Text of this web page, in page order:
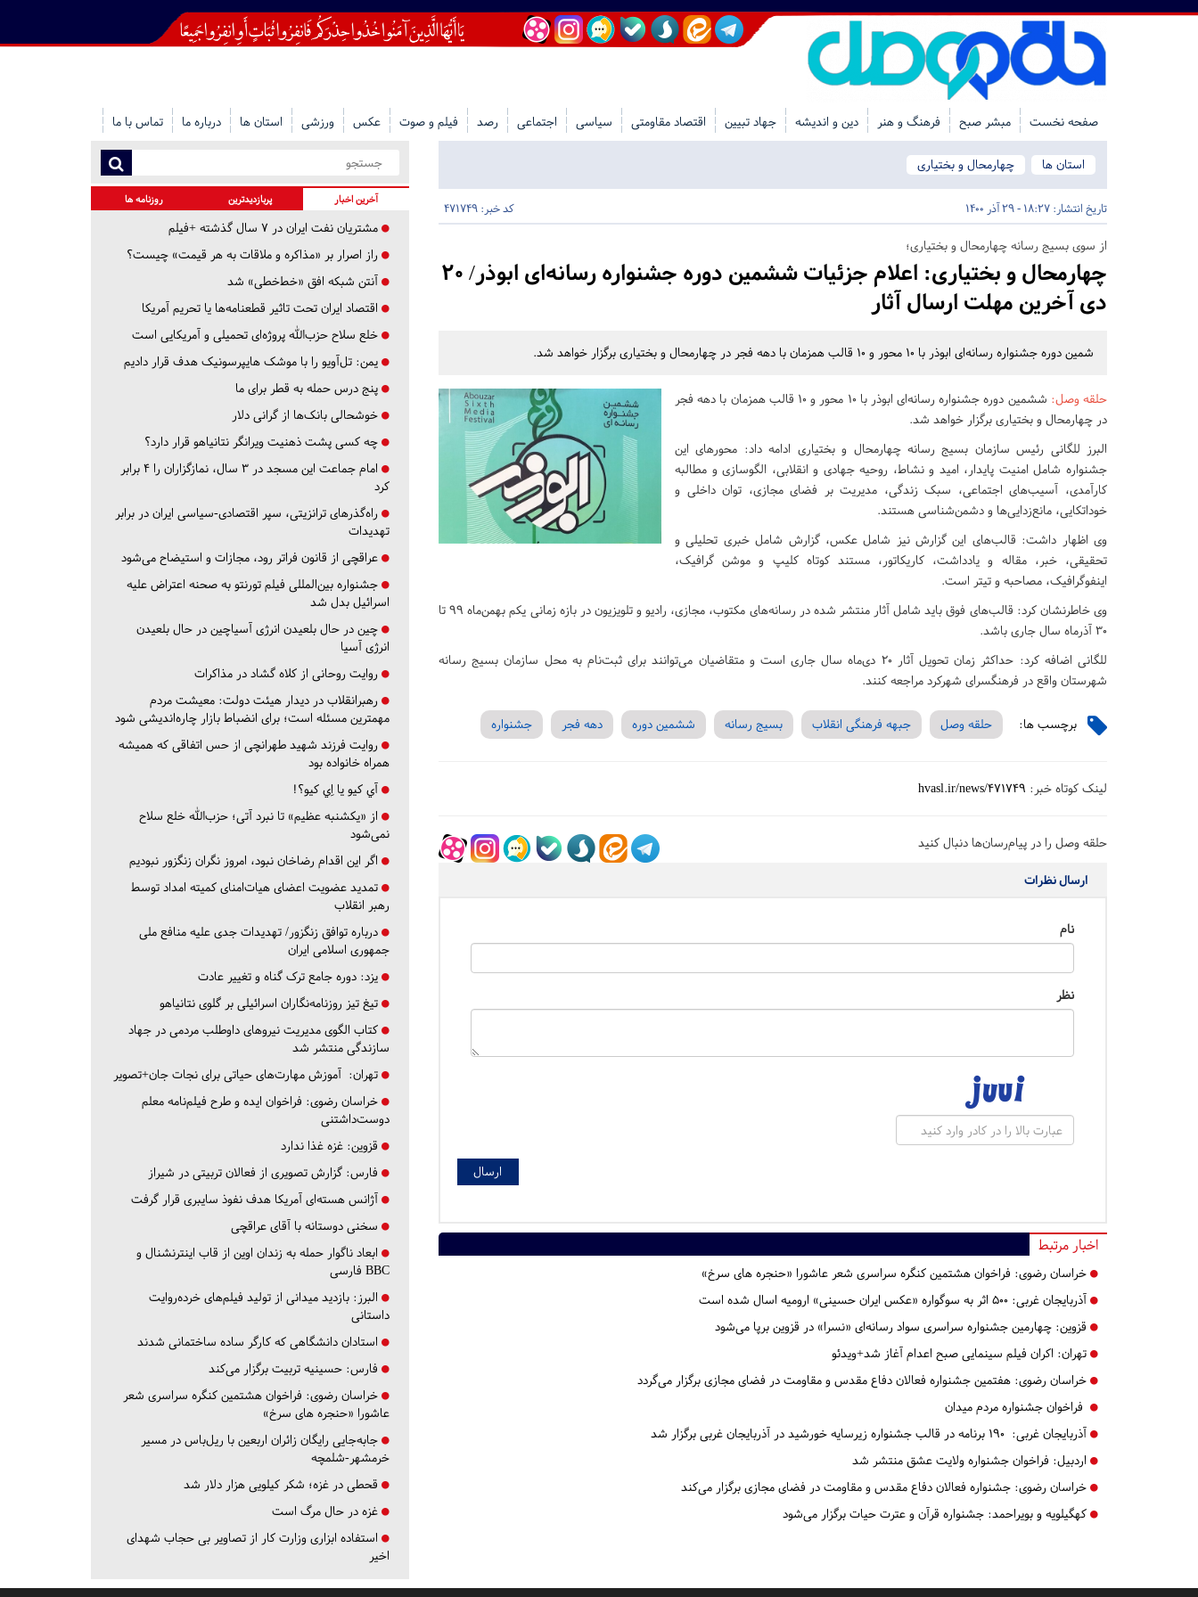
صفحه نخست مبشر صبح فرهنگ و هنر دین و اندیشه جهاد تبیین اقتصاد مقاومتی سیاسی اجتماعی رصد فیلم و صوت عکس ورزشی استان ها درباره ما تماس با ما
استان ها چهارمحال و بختیاری
تاریخ انتشار: 18:27 - 29 آذر 1400 کد خبر: 471749
از سوی بسیج رسانه‌ چهارمحال و بختیاری؛
چهارمحال و بختیاری:
اعلام جزئیات ششمین دوره جشنواره رسانه‌ای ابوذر/ 20
دی آخرین مهلت ارسال آثار
شمین دوره جشنواره رسانه‌ای ابوذر با ۱۰ محور و ۱۰ قالب همزمان با دهه فجر در چهارمحال و بختیاری برگزار خواهد شد.
حلقه وصل:
ششمین دوره جشنواره رسانه‌ای ابوذر با ۱۰ محور و ۱۰ قالب همزمان با دهه فجر
در چهارمحال و بختیاری برگزار خواهد شد.
البرز للگانی رئیس سازمان بسیج رسانه‌ چهارمحال و بختیاری ادامه داد: محورهای این
جشنواره شامل امنیت پایدار، امید و نشاط، روحیه جهادی و انقلابی، الگوسازی و مطالبه
کارآمدی، آسیب‌های اجتماعی، سبک زندگی، مدیریت بر فضای مجازی، توان داخلی و
خوداتکایی، مانع‌زدایی‌ها و دشمن‌شناسی هستند.
وی اظهار داشت: قالب‌های این گزارش نیز شامل عکس، گزارش شامل خبری تحلیلی و
تحقیقی، خبر، مقاله و یادداشت، کاریکاتور، مستند کوتاه کلیپ و موشن گرافیک،
اینفوگرافیک، مصاحبه و تیتر است.
وی خاطرنشان کرد: قالب‌های فوق باید شامل آثار منتشر شده در رسانه‌های مکتوب، مجازی، رادیو و تلویزیون در بازه زمانی یکم بهمن‌ماه ۹۹ تا
۳۰ آذرماه سال جاری باشد.
للگانی اضافه کرد: حداکثر زمان تحویل آثار ۲۰ دی‌ماه سال جاری است و متقاضیان می‌توانند برای ثبت‌نام به محل سازمان بسیج رسانه
شهرستان واقع در فرهنگسرای شهرکرد مراجعه کنند.
برچسب ها: حلقه وصل جبهه فرهنگی انقلاب بسیج رسانه ششمین دوره دهه فجر جشنواره
لینک کوتاه خبر: hvasl.ir/news/471749
حلقه وصل را در پیام‌رسان‌ها دنبال کنید
ارسال نظرات
نام
نظر
اخبار مرتبط
خراسان رضوی: فراخوان هشتمین کنگره سراسری شعر عاشورا «حنجره های سرخ»
آذربایجان غربی:
قزوین: چهارمین جشنواره سراسری سواد رسانه‌ای «نسرا» در قزوین برپا می‌شود
تهران: اکران فیلم سینمایی صبح اعدام آغاز شد+ویدئو
خراسان رضوی: هفتمین جشنواره فعالان دفاع مقدس و مقاومت در فضای مجازی برگزار می‌گردد
فراخوان جشنواره مردم میدان
آذربایجان غربی:
اردبیل: فراخوان جشنواره ولایت عشق منتشر شد
خراسان رضوی: جشنواره فعالان دفاع مقدس و مقاومت در فضای مجازی برگزار می‌کند
کهگیلویه و بویراحمد: جشنواره قرآن و عترت حیات برگزار می‌شود
آخرین اخبار پربازدیدترین روزنامه ها
مشتریان نفت ایران در ۷ سال گذشته +فیلم
راز اصرار بر «مذاکره و ملاقات به هر قیمت» چیست؟
آنتن شبکه افق «خط‌خطی» شد
اقتصاد ایران تحت تاثیر قطعنامه‌ها یا تحریم‌ آمریکا
خلع سلاح حزب‌الله پروژه‌ای تحمیلی و آمریکایی است
یمن: تل‌آویو را با موشک هایپرسونیک هدف قرار دادیم
پنج درس‌ حمله به قطر برای ما
خوشحالی بانک‌ها از گرانی دلار
چه کسی پشت ذهنیت ویرانگر نتانیاهو قرار دارد؟
امام جماعت این مسجد در ۳ سال، نمازگزاران را ۴ برابر
کرد
راه‌گذرهای ترانزیتی، سپر اقتصادی-سیاسی ایران در برابر
تهدیدات
عراقچی از قانون فراتر رود، مجازات و استیضاح می‌شود
جشنواره بین‌المللی فیلم تورنتو به صحنه اعتراض علیه
اسرائیل بدل شد
چین در حال بلعیدن انرژی آسیاچین در حال بلعیدن
انرژی آسیا
روایت روحانی از کلاه گشاد در مذاکرات
رهبرانقلاب در دیدار هیئت دولت: معیشت مردم
مهمترین مسئله است؛ برای انضباط بازار چاره‌اندیشی شود
روایت فرزند شهید طهرانچی از حس اتفاقی که همیشه
همراه خانواده بود
آي كيو يا اِي كيو؟!
از «یکشنبه عظیم» تا نبرد آتی؛ حزب‌الله خلع سلاح
نمی‌شود
اگر این اقدام رضاخان نبود، امروز نگران زنگزور نبودیم
تمدید عضویت اعضای هیات‌امنای کمیته امداد توسط
رهبر انقلاب
درباره توافق زنگزور/ تهدیدات جدی علیه منافع ملی
جمهوری اسلامی ایران
یزد: دوره جامع ترک گناه و تغییر عادت
تیغ تیز روزنامه‌نگاران اسرائیلی بر گلوی نتانیاهو
کتاب الگوی مدیریت نیروهای داوطلب مردمی در جهاد
سازندگی منتشر شد
تهران: آموزش مهارت‌های حیاتی برای نجات جان+تصویر
خراسان رضوی: فراخوان ایده و طرح فیلم‌نامه معلم
دوست‌داشتنی
قزوین: غزه غذا ندارد
فارس: گزارش تصویری از فعالان تربیتی در شیراز
آژانس هسته‌ای آمریکا هدف نفوذ سایبری قرار گرفت
سخنی دوستانه با آقای عراقچی
ابعاد ناگوار حمله به زندان اوین از قاب اینترنشنال و
BBC فارسی
البرز: بازدید میدانی از تولید فیلم‌های خرده‌روایت
داستانی
استادان دانشگاهی که کارگر ساده ساختمانی شدند
فارس: حسینیه تربیت برگزار می‌کند
خراسان رضوی: فراخوان هشتمین کنگره سراسری شعر
عاشورا «حنجره های سرخ»
جابه‌جایی رایگان زائران اربعین با ریل‌باس در مسیر
خرمشهر-شلمچه
قحطی در غزه؛ شکر کیلویی هزار دلار شد
غزه در حال مرگ است
استفاده ابزاری وزارت کار از تصاویر بی حجاب شهدای
اخیر